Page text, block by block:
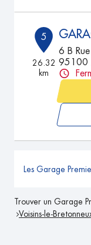
5
26.32
km
6 B
95100
Les Garage
Trouver un Garage
Voisins-le-